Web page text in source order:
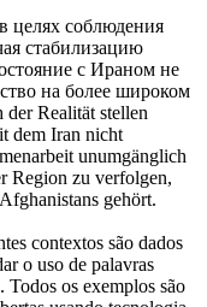
целях соблюдения
стабилизацию
с Ираном не
на более широком
der Realität stellen
dem Iran nicht
unumgänglich
Region zu verfolgen,
gehört.
contextos são dados
o uso de palavras
Todos os exemplos são